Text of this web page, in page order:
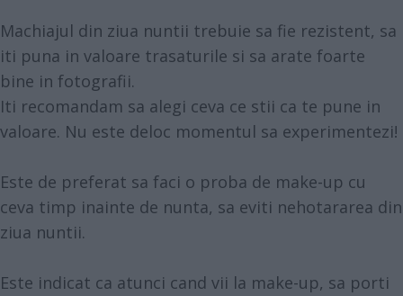
Machiajul din ziua nuntii trebuie sa fie rezistent, sa
iti puna in valoare trasaturile si sa arate foarte
bine in fotografii.
Iti recomandam sa alegi ceva ce stii ca te pune in
valoare. Nu este deloc momentul sa experimentezi!
Este de preferat sa faci o proba de make-up cu
ceva timp inainte de nunta, sa eviti nehotararea din
ziua nuntii.
Este indicat ca atunci cand vii la make-up, sa porti